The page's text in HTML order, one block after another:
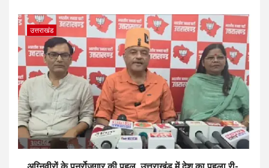
उत्तराखंड